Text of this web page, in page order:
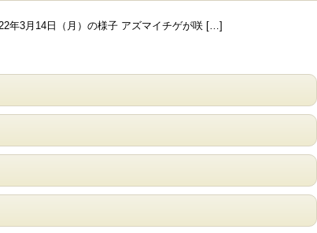
年3月14日（月）の様子 アズマイチゲが咲 […]